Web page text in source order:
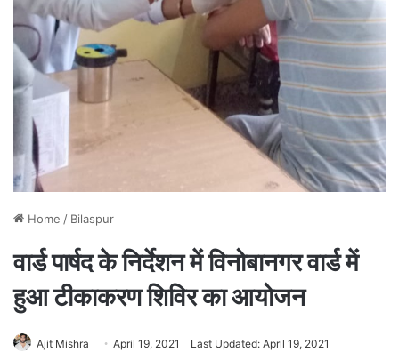
Home / Bilaspur
वार्ड पार्षद के निर्देशन में विनोबानगर वार्ड में
हुआ टीकाकरण शिविर का आयोजन
Ajit Mishra April 19, 2021 Last Updated: April 19, 2021